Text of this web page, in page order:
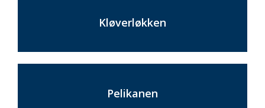
Kløverløkken
Pelikanen